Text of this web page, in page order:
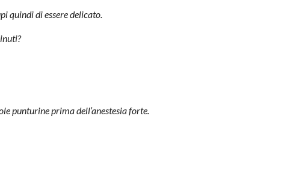
quindi di essere delicato.
punturine prima dell’anestesia forte.